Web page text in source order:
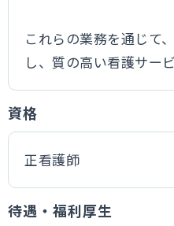
これらの業務を通じて
し、質の高い看護サー
資格
正看護師
待遇・福利厚生